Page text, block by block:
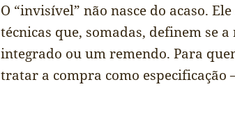
O “invisível” não nasce do acaso.
técnicas que, somadas, definem se
integrado ou um remendo. Para
tratar a compra como